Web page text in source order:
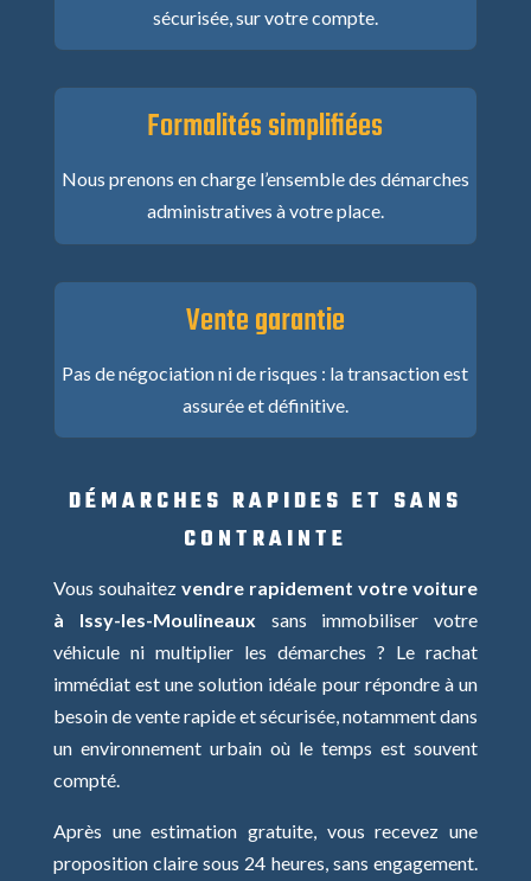
sécurisée, sur votre compte.
Formalités simplifiées
Nous prenons en charge l’ensemble des démarches
administratives à votre place.
Vente garantie
Pas de négociation ni de risques : la transaction est
assurée et définitive.
DÉMARCHES RAPIDES ET SANS
CONTRAINTE
Vous souhaitezvendre rapidement votre voiture
à Issy-les-Moulineaux sans immobiliser votre
véhicule ni multiplier les démarches ? Le rachat
immédiat est une solution idéale pour répondre à un
besoin de vente rapide et sécurisée, notamment dans
un environnement urbain où le temps est souvent
compté.
Après une estimation gratuite, vous recevez une
proposition claire sous 24 heures, sans engagement.